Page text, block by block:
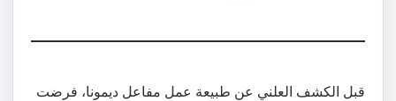
قبل الكشف العلني عن طبيعة عمل مفاعل ديمونا، فرضت